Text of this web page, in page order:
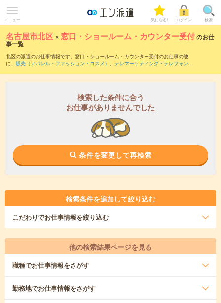
メニュー 気になる! ログイン 検索
名古屋市北区 × 窓口・ショールーム・カウンター受付のお仕
事一覧
北区の派遣のお仕事情報です。窓口・ショールーム・カウンター受付のお仕事の他
に、 販売（アパレル・ファッション・コスメ） 、 テレマーケティング・テレフォンオ
でいただけます。職種辞典：窓口・ショールーム・カウンター受付のお仕事とは？と
検索した条件に合う
お仕事がありませんでした
条件を変更して再検索
検索条件を追加して絞り込む
こだわりでお仕事情報を絞り込む
他の検索結果ページを見る
職種でお仕事情報をさがす
勤務地でお仕事情報をさがす